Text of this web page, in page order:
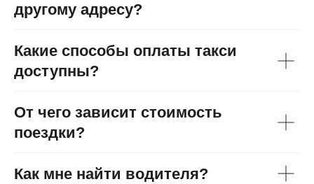
другому адресу?
Какие способы оплаты такси
доступны?
От чего зависит стоимость
поездки?
Как мне найти водителя?